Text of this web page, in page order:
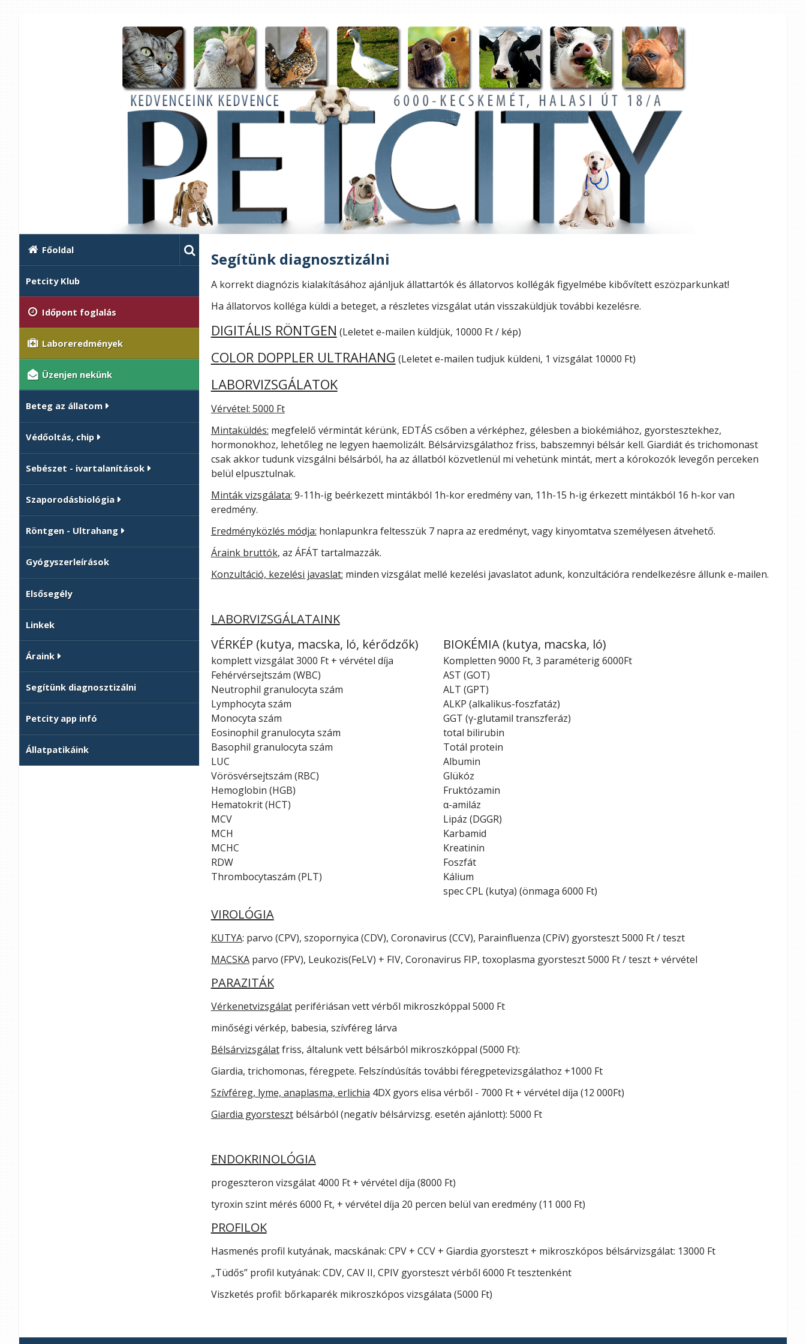
Főoldal
Petcity Klub
Időpont foglalás
Laboreredmények
Üzenjen nekünk
Beteg az állatom
Védőoltás, chip
Sebészet - ivartalanítások
Szaporodásbiológia
Röntgen - Ultrahang
Gyógyszerleírások
Elsősegély
Linkek
Áraink
Segítünk diagnosztizálni
Petcity app infó
Állatpatikáink
Segítünk diagnosztizálni
A korrekt diagnózis kialakításához ajánljuk állattartók és állatorvos kollégák figyelmébe kibővített eszözparkunkat!
Ha állatorvos kolléga küldi a beteget, a részletes vizsgálat után visszaküldjük további kezelésre.
DIGITÁLIS RÖNTGEN (Leletet e-mailen küldjük, 10000 Ft / kép)
COLOR DOPPLER ULTRAHANG (Leletet e-mailen tudjuk küldeni, 1 vizsgálat 10000 Ft)
LABORVIZSGÁLATOK
Vérvétel: 5000 Ft
Mintaküldés: megfelelő vérmintát kérünk, EDTÁS csőben a vérképhez, gélesben a biokémiához, gyorstesztekhez,
hormonokhoz, lehetőleg ne legyen haemolizált. Bélsárvizsgálathoz friss, babszemnyi bélsár kell. Giardiát és trichomonast
csak akkor tudunk vizsgálni bélsárból, ha az állatból közvetlenül mi vehetünk mintát, mert a kórokozók levegőn perceken
belül elpusztulnak.
Minták vizsgálata: 9-11h-ig beérkezett mintákból 1h-kor eredmény van, 11h-15 h-ig érkezett mintákból 16 h-kor van
eredmény.
Eredményközlés módja: honlapunkra feltesszük 7 napra az eredményt, vagy kinyomtatva személyesen átvehető.
Áraink bruttók, az ÁFÁT tartalmazzák.
Konzultáció, kezelési javaslat: minden vizsgálat mellé kezelési javaslatot adunk, konzultációra rendelkezésre állunk e-mailen.
LABORVIZSGÁLATAINK
VÉRKÉP (kutya, macska, ló, kérődzők)
BIOKÉMIA (kutya, macska, ló)
komplett vizsgálat 3000 Ft + vérvétel díja
Kompletten 9000 Ft, 3 paraméterig 6000Ft
Fehérvérsejtszám (WBC)
AST (GOT)
Neutrophil granulocyta szám
ALT (GPT)
Lymphocyta szám
ALKP (alkalikus-foszfatáz)
Monocyta szám
GGT (γ-glutamil transzferáz)
Eosinophil granulocyta szám
total bilirubin
Basophil granulocyta szám
Totál protein
LUC
Albumin
Vörösvérsejtszám (RBC)
Glükóz
Hemoglobin (HGB)
Fruktózamin
Hematokrit (HCT)
α-amiláz
MCV
Lipáz (DGGR)
MCH
Karbamid
MCHC
Kreatinin
RDW
Foszfát
Thrombocytaszám (PLT)
Kálium
spec CPL (kutya) (önmaga 6000 Ft)
VIROLÓGIA
KUTYA: parvo (CPV), szopornyica (CDV), Coronavirus (CCV), Parainfluenza (CPiV) gyorsteszt 5000 Ft / teszt
MACSKAparvo (FPV), Leukozis(FeLV) + FIV, Coronavirus FIP, toxoplasma gyorsteszt 5000 Ft / teszt + vérvétel
PARAZITÁK
Vérkenetvizsgálatperifériásan vett vérből mikroszkóppal 5000 Ft
minőségi vérkép, babesia, szívféreg lárva
Bélsárvizsgálatfriss, általunk vett bélsárból mikroszkóppal (5000 Ft):
Giardia, trichomonas, féregpete. Felszíndúsítás további féregpetevizsgálathoz +1000 Ft
Szívféreg, lyme, anaplasma, erlichia 4DX gyors elisa vérből - 7000 Ft + vérvétel díja (12 000Ft)
Giardia gyorstesztbélsárból (negatív bélsárvizsg. esetén ajánlott): 5000 Ft
ENDOKRINOLÓGIA
progeszteron vizsgálat 4000 Ft + vérvétel díja (8000 Ft)
tyroxin szint mérés 6000 Ft, + vérvétel díja 20 percen belül van eredmény (11 000 Ft)
PROFILOK
Hasmenés profil kutyának, macskának: CPV + CCV + Giardia gyorsteszt + mikroszkópos bélsárvizsgálat: 13000 Ft
„Tüdős” profil kutyának: CDV, CAV II, CPIV gyorsteszt vérből 6000 Ft tesztenként
Viszketés profil: bőrkaparék mikroszkópos vizsgálata (5000 Ft)